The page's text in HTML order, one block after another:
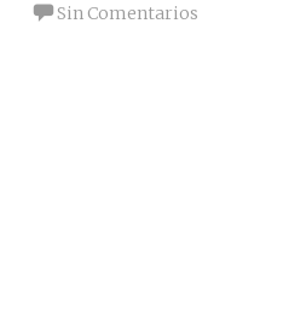
Sin Comentarios